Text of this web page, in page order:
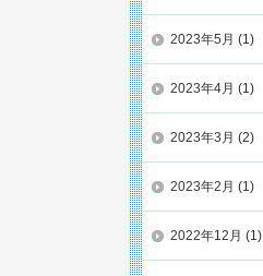
2023年5月 (1)
2023年4月 (1)
2023年3月 (2)
2023年2月 (1)
2022年12月 (1)